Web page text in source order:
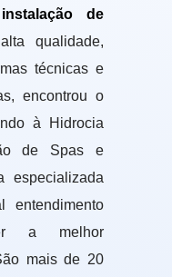
instalação de
qualidade,
técnicas e
encontrou o
à Hidrocia
de Spas e
especializada
entendimento
a melhor
mais de 20